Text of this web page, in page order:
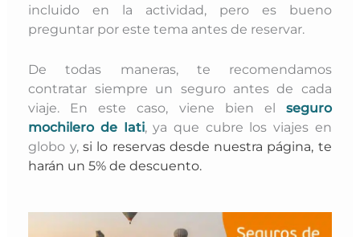
incluido en la actividad, pero es bueno
preguntar por este tema antes de reservar.
De todas maneras, te recomendamos
contratar siempre un seguro antes de cada
viaje. En este caso, viene bien el seguro
mochilero de Iati, ya que cubre los viajes en
globo y, si lo reservas desde nuestra página, te
harán un 5% de descuento.